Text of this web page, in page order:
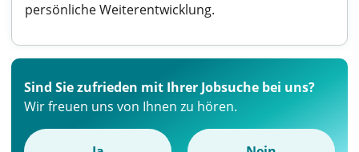
persönliche Weiterentwicklung.
Sind Sie zufrieden mit Ihrer Jobsuche bei uns?
Wir freuen uns von Ihnen zu hören.